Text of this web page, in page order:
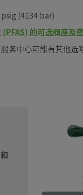
(4134 bar)
的可选阀座及密
务中心可能有其他选